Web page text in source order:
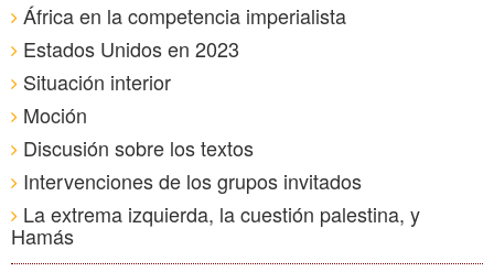
África en la competencia imperialista
Estados Unidos en 2023
Situación interior
Moción
Discusión sobre los textos
Intervenciones de los grupos invitados
La extrema izquierda, la cuestión palestina, y
Hamás